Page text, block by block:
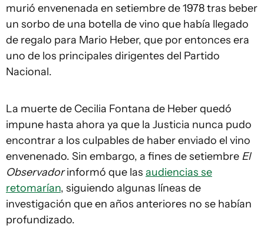
murió envenenada en setiembre de 1978 tras beber
un sorbo de una botella de vino que había llegado
de regalo para Mario Heber, que por entonces era
uno de los principales dirigentes del Partido
Nacional.
La muerte de Cecilia Fontana de Heber quedó
impune hasta ahora ya que la Justicia nunca pudo
encontrar a los culpables de haber enviado el vino
envenenado. Sin embargo, a fines de setiembre El
Observadorinformó que las audiencias se
retomarían, siguiendo algunas líneas de
investigación que en años anteriores no se habían
profundizado.